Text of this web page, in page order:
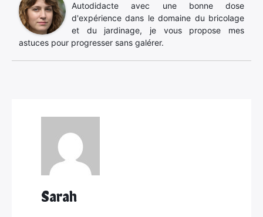
Autodidacte avec une bonne dose
d'expérience dans le domaine du bricolage
et du jardinage, je vous propose mes
astuces pour progresser sans galérer.
Sarah